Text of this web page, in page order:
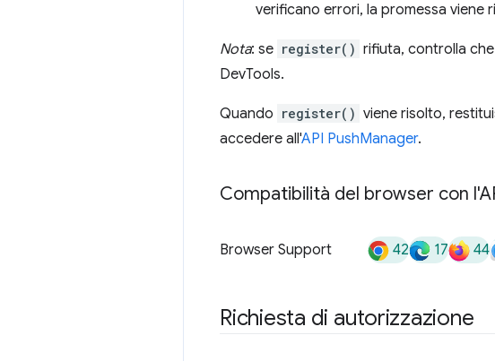
verificano errori, la promessa viene
Nota: se register() rifiuta, controlla
DevTools.
Quando register() viene risolto,
accedere all'API PushManager.
Compatibilità del browser con
Browser Support 42 17 44
Richiesta di autorizzazione